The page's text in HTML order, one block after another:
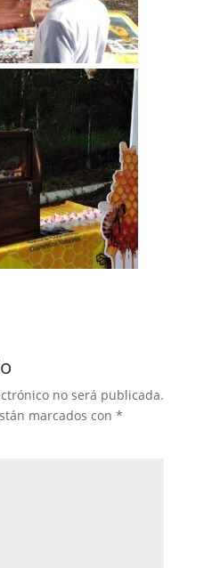
no será publicada.
marcados con *